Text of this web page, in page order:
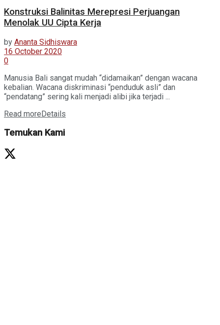
Konstruksi Balinitas Merepresi Perjuangan
Menolak UU Cipta Kerja
by Ananta Sidhiswara
16 October 2020
0
Manusia Bali sangat mudah “didamaikan” dengan wacana
kebalian. Wacana diskriminasi “penduduk asli” dan
“pendatang” sering kali menjadi alibi jika terjadi ...
Read moreDetails
Temukan Kami